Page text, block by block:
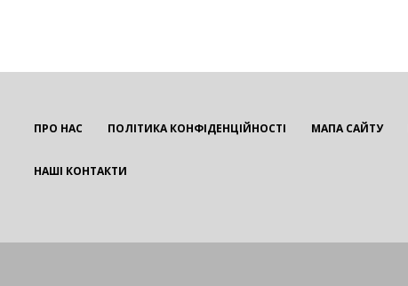
ПРО НАС ПОЛІТИКА КОНФІДЕНЦІЙНОСТІ МАПА САЙТУ
НАШІ КОНТАКТИ